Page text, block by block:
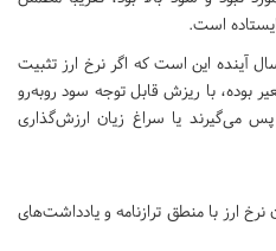
است.
آینده این است که اگر نرخ ارز تثبیت
بوده، با ریزش قابل توجه سود روبه‌رو
می‌گیرند یا سراغ زیان ارزش‌گذاری
نرخ ارز با منطق ترازنامه و یادداشت‌های